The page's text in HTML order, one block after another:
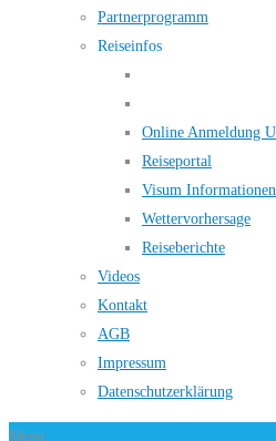
Partnerprogramm
Reiseinfos
Online Anmeldung
Reiseportal
Visum Informationen
Wettervorhersage
Reiseberichte
Videos
Kontakt
AGB
Impressum
Datenschutzerklärung
Menu